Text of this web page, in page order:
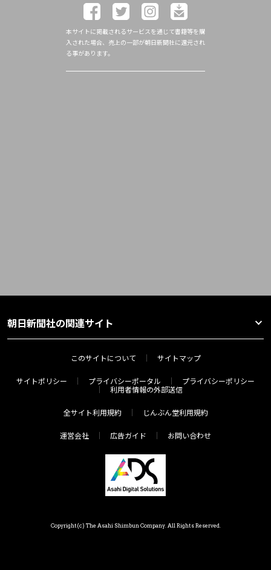
本サイトに掲載されるサービスを通じて書籍等を購
入された場合、売上の一部が朝日新聞社に還元され
る事があります。
朝日新聞社の関連サイト
このサイトについて サイトマップ
サイトポリシー プライバシーポータル
プライバシーポリシー
利用者情報の外部送信
全サイト利用規約 じんぶん堂利用規約
運営会社 広告ガイド お問い合わせ
Copyright(c) The Asahi Shimbun Company. All Rights Reserved.